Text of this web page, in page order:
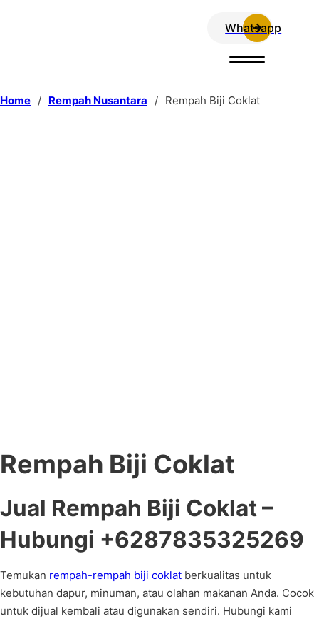
Whatsapp
Home / Rempah Nusantara / Rempah Biji Coklat
Rempah Biji Coklat
Jual Rempah Biji Coklat –
Hubungi +6287835325269
Temukan rempah-rempah biji coklat berkualitas untuk
kebutuhan dapur, minuman, atau olahan makanan Anda. Cocok
untuk dijual kembali atau digunakan sendiri. Hubungi kami